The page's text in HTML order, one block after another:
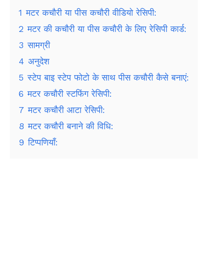
1 मटर कचौरी या पीस कचौरी वीडियो रेसिपी:
2 मटर की कचौरी या पीस कचौरी के लिए रेसिपी कार्ड:
3 सामग्री
4 अनुदेश
5 स्टेप बाइ स्टेप फोटो के साथ पीस कचौरी कैसे बनाएं:
6 मटर कचौरी स्टफिंग रेसिपी:
7 मटर कचौरी आटा रेसिपी:
8 मटर कचौरी बनाने की विधि:
9 टिप्पणियाँ: